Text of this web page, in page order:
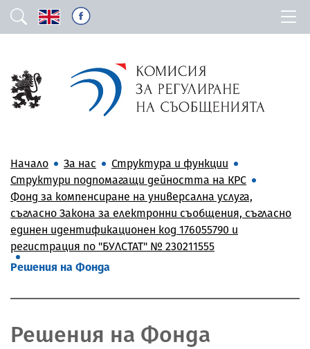
Начало За нас
Структура и функции
Структури подпомагащи дейността на КРС
Фонд за компенсиране на универсална услуга,
съгласно Закона за електронни съобщения, съгласно
единен идентификационен код 176055790 и
регистрация по "БУЛСТАТ" № 230211555
Решения на Фонда
Решения на Фонда